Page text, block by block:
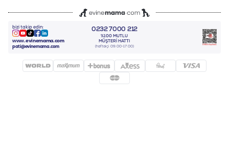
bizi takip edin:
Instagram
Youtube
TiktokFacebook
Linkedin
www.evinemama.com
pati@evinemama.com
0232 7000 212
%100 MUTLU
MÜŞTERI HATTI
(haftaiçi 09.00-17.00)